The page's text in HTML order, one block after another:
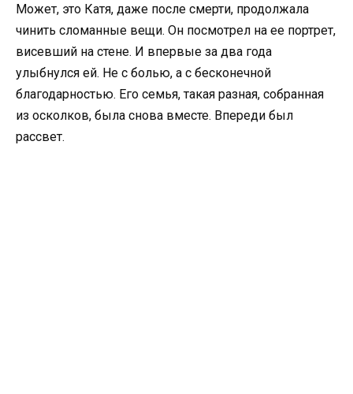
Может, это Катя, даже после смерти, продолжала
чинить сломанные вещи. Он посмотрел на ее портрет,
висевший на стене. И впервые за два года
улыбнулся ей. Не с болью, а с бесконечной
благодарностью. Его семья, такая разная, собранная
из осколков, была снова вместе. Впереди был
рассвет.